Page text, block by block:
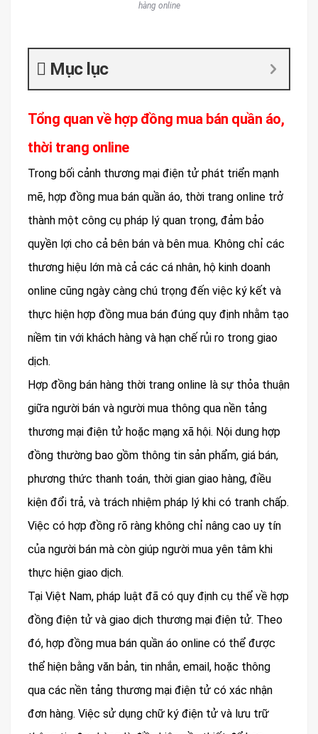
hàng online
Mục lục
Tổng quan về hợp đồng mua bán quần áo,
thời trang online
Trong bối cảnh thương mại điện tử phát triển mạnh
mẽ, hợp đồng mua bán quần áo, thời trang online trở
thành một công cụ pháp lý quan trọng, đảm bảo
quyền lợi cho cả bên bán và bên mua. Không chỉ các
thương hiệu lớn mà cả các cá nhân, hộ kinh doanh
online cũng ngày càng chú trọng đến việc ký kết và
thực hiện hợp đồng mua bán đúng quy định nhằm tạo
niềm tin với khách hàng và hạn chế rủi ro trong giao
dịch.
Hợp đồng bán hàng thời trang online là sự thỏa thuận
giữa người bán và người mua thông qua nền tảng
thương mại điện tử hoặc mạng xã hội. Nội dung hợp
đồng thường bao gồm thông tin sản phẩm, giá bán,
phương thức thanh toán, thời gian giao hàng, điều
kiện đổi trả, và trách nhiệm pháp lý khi có tranh chấp.
Việc có hợp đồng rõ ràng không chỉ nâng cao uy tín
của người bán mà còn giúp người mua yên tâm khi
thực hiện giao dịch.
Tại Việt Nam, pháp luật đã có quy định cụ thể về hợp
đồng điện tử và giao dịch thương mại điện tử. Theo
đó, hợp đồng mua bán quần áo online có thể được
thể hiện bằng văn bản, tin nhắn, email, hoặc thông
qua các nền tảng thương mại điện tử có xác nhận
đơn hàng. Việc sử dụng chữ ký điện tử và lưu trữ